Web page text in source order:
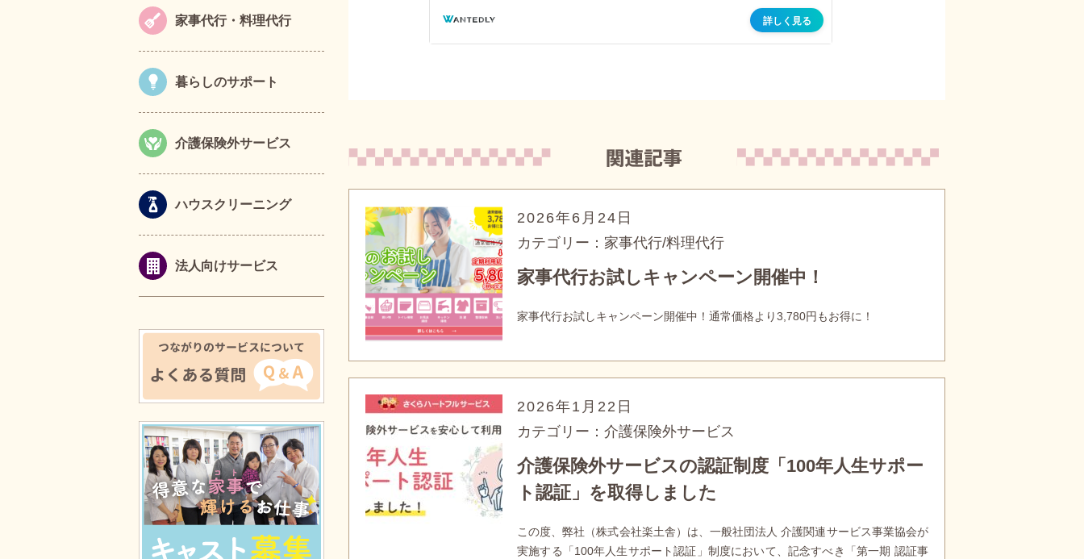
2026年6月24日
カテゴリー：家事代行/料理代行
家事代行お試しキャンペーン開催中！
家事代行お試しキャンペーン開催中！通常価格より3,780円もお得に！
2026年1月22日
カテゴリー：介護保険外サービス
介護保険外サービスの認証制度「100年人生サポー
ト認証」を取得しました
この度、弊社（株式会社楽土舎）は、一般社団法人 介護関連サービス事業協会が
実施する「100年人生サポート認証」制度において、記念すべき「第一期 認証事
家事代行・料理代行
暮らしのサポート
介護保険外サービス
ハウスクリーニング
法人向けサービス